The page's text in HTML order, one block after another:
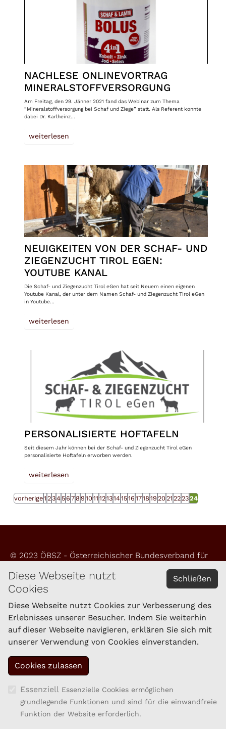
Schließen
Diese Webseite nutzt
Cookies
Diese Webseite nutzt Cookies zur Verbesserung des
Erlebnisses unserer Besucher. Indem Sie weiterhin
auf dieser Webseite navigieren, erklären Sie sich mit
unserer Verwendung von Cookies einverstanden.
Essenziell Essenzielle Cookies ermöglichen
grundlegende Funktionen und sind für die einwandfreie
Funktion der Website erforderlich.
NACHLESE ONLINEVORTRAG
MINERALSTOFFVERSORGUNG
Am Freitag, den 29. Jänner 2021 fand das Webinar zum Thema
“Mineralstoffversorgung bei Schaf und Ziege” statt. Als Referent konnte
dabei Dr. Karlheinz…
weiterlesen
NEUIGKEITEN VON DER SCHAF- UND
ZIEGENZUCHT TIROL EGEN:
YOUTUBE KANAL
Die Schaf- und Ziegenzucht Tirol eGen hat seit Neuem einen eigenen
Youtube Kanal, der unter dem Namen Schaf- und Ziegenzucht Tirol eGen
in Youtube…
weiterlesen
PERSONALISIERTE HOFTAFELN
Seit diesem Jahr können bei der Schaf- und Ziegenzucht Tirol eGen
personalisierte Hoftafeln erworben werden.
weiterlesen
vorherige1 234 56 7 8 9 1011 1213141516 1718 19 2021 222324
© 2023 ÖBSZ - Österreichischer Bundesverband für
Impressum
Datenschutzerklärung
KONTAKT
Brixner Straße 1
6020 Innsbruck
Tel.: 059/292-1861
Fax: 059/292-1869
kompetenzzentrum.sz@lk-tirol.at